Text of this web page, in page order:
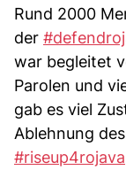
Rund 2000
der
war begleitet
Parolen und
gab es viel
Ablehnung
#riseup4rojava